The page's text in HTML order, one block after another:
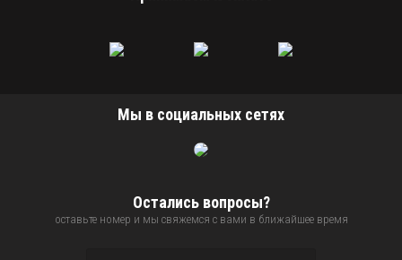
Мы в социальных сетях
Остались вопросы?
оставьте номер и мы свяжемся с вами в ближайшее время